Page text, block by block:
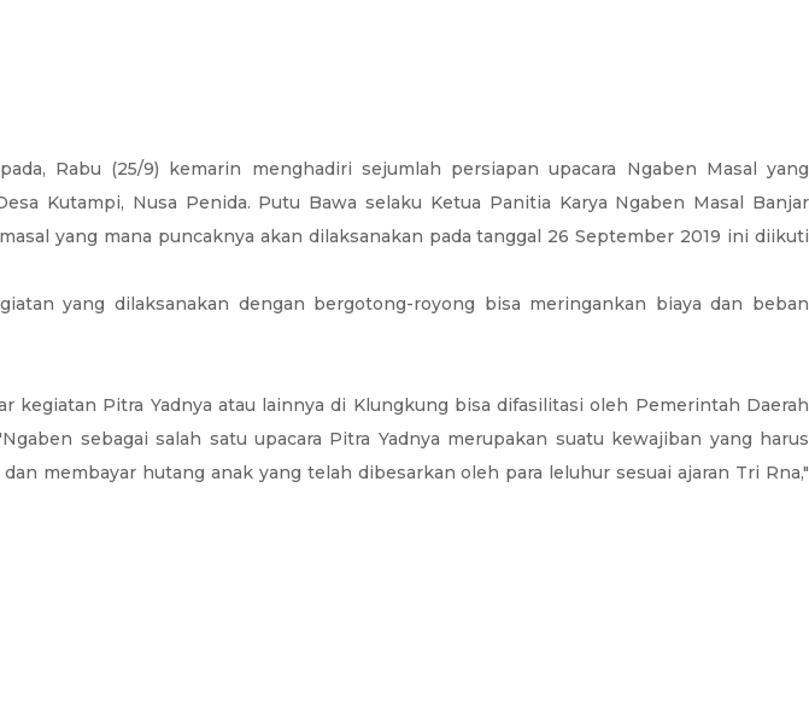
Rabu (25/9) kemarin menghadiri sejumlah persiapan upacara Ngaben Masal yang
Kutampi, Nusa Penida. Putu Bawa selaku Ketua Panitia Karya Ngaben Masal Banjar
yang mana puncaknya akan dilaksanakan pada tanggal 26 September 2019 ini diikuti
yang dilaksanakan dengan bergotong-royong bisa meringankan biaya dan beban
Pitra Yadnya atau lainnya di Klungkung bisa difasilitasi oleh Pemerintah Daerah
sebagai salah satu upacara Pitra Yadnya merupakan suatu kewajiban yang harus
membayar hutang anak yang telah dibesarkan oleh para leluhur sesuai ajaran Tri Rna,"